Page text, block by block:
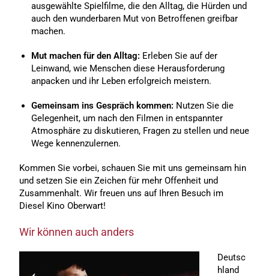
ausgewählte Spielfilme, die den Alltag, die Hürden und
auch den wunderbaren Mut von Betroffenen greifbar
machen.
Mut machen für den Alltag: Erleben Sie auf der
Leinwand, wie Menschen diese Herausforderung
anpacken und ihr Leben erfolgreich meistern.
Gemeinsam ins Gespräch kommen: Nutzen Sie die
Gelegenheit, um nach den Filmen in entspannter
Atmosphäre zu diskutieren, Fragen zu stellen und neue
Wege kennenzulernen.
Kommen Sie vorbei, schauen Sie mit uns gemeinsam hin
und setzen Sie ein Zeichen für mehr Offenheit und
Zusammenhalt. Wir freuen uns auf Ihren Besuch im
Diesel Kino Oberwart!
Wir können auch anders
Deutsc
hland